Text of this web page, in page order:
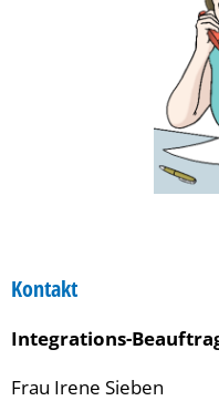
Kontakt
Integrations-
Frau Irene Sieben